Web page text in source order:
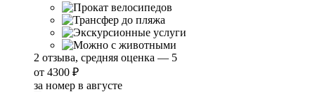
2 отзыва, средняя оценка — 5
от 4300 ₽
за номер в августе